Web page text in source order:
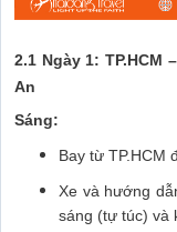
2.1 Ngày 1: TP.HCM
An
Sáng:
Bay từ TP.HCM
Xe và hướng
sáng (tự túc) và